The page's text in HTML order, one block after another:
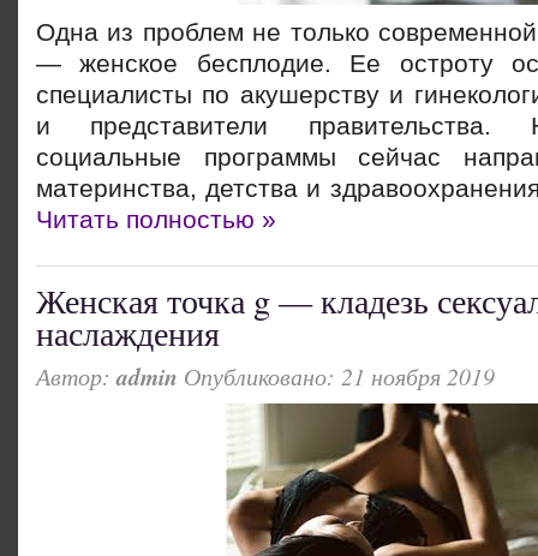
Одна из проблем не только
— женское бесплодие. Ее остроту
специалисты по акушерству и
и представители правительства.
социальные программы сейчас
материнства, детства и
Читать полностью »
Женская точка g — кладезь
наслаждения
Автор:admin Опубликовано: 21 ноября 2019